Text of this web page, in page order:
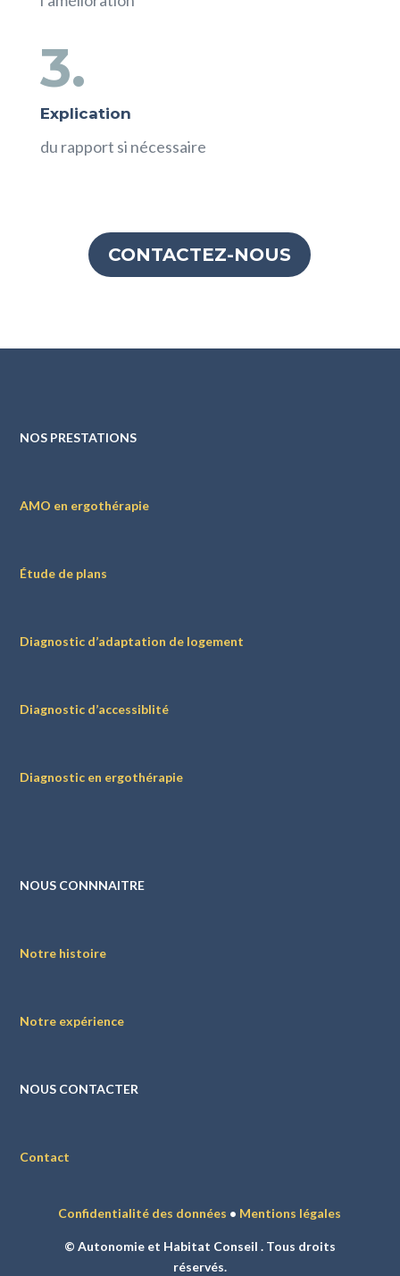
3.
Explication
du rapport si nécessaire
CONTACTEZ-NOUS
NOS PRESTATIONS
AMO en ergothérapie
Étude de plans
Diagnostic d’adaptation de logement
Diagnostic d’accessiblité
Diagnostic en ergothérapie
NOUS CONNNAITRE
Notre histoire
Notre expérience
NOUS CONTACTER
Contact
Confidentialité des données • Mentions légales
© Autonomie et Habitat Conseil . Tous droits
réservés.